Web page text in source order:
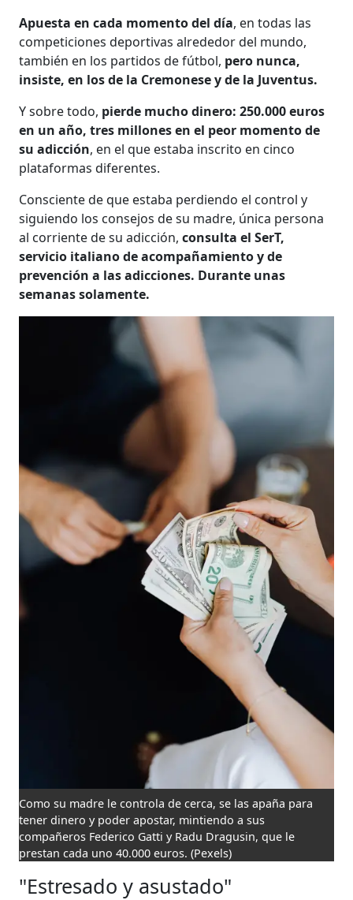
Apuesta en cada momento del día, en todas las
competiciones deportivas alrededor del mundo,
también en los partidos de fútbol, pero nunca,
insiste, en los de la Cremonese y de la Juventus.
Y sobre todo, pierde mucho dinero: 250.000 euros
en un año, tres millones en el peor momento de
su adicción, en el que estaba inscrito en cinco
plataformas diferentes.
Consciente de que estaba perdiendo el control y
siguiendo los consejos de su madre, única persona
al corriente de su adicción,consulta el SerT,
servicio italiano de acompañamiento y de
prevención a las adicciones. Durante unas
semanas solamente.
Como su madre le controla de cerca, se las apaña para
tener dinero y poder apostar, mintiendo a sus
compañeros Federico Gatti y Radu Dragusin, que le
prestan cada uno 40.000 euros. (Pexels)
"Estresado y asustado"